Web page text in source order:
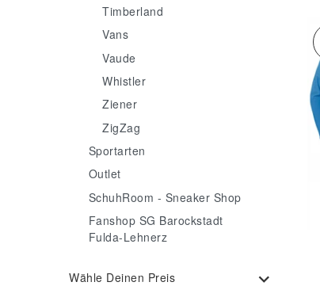
Timberland
Vans
Vaude
Whistler
Ziener
ZigZag
Sportarten
Outlet
SchuhRoom - Sneaker Shop
Fanshop SG Barockstadt
Fulda-Lehnerz
Wähle Deinen Preis